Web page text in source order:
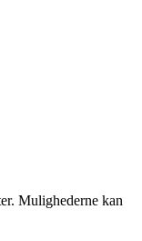
Mulighederne kan